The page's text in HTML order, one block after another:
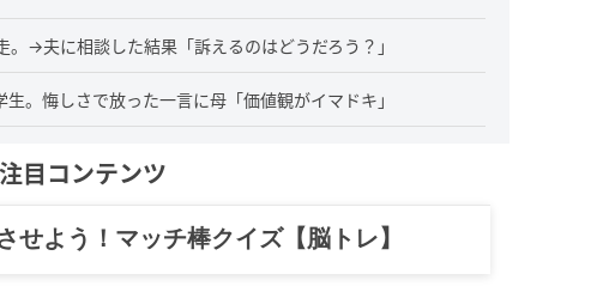
→夫に相談した結果「訴えるのはどうだろう？」
。悔しさで放った一言に母「価値観がイマドキ」
注目コンテンツ
せよう！マッチ棒クイズ【脳トレ】